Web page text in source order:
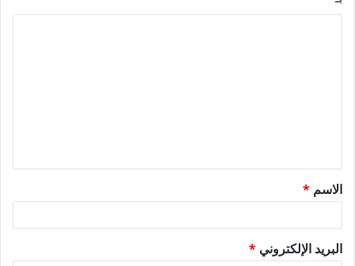
ق
*
الاسم *
البريد الإلكتروني *